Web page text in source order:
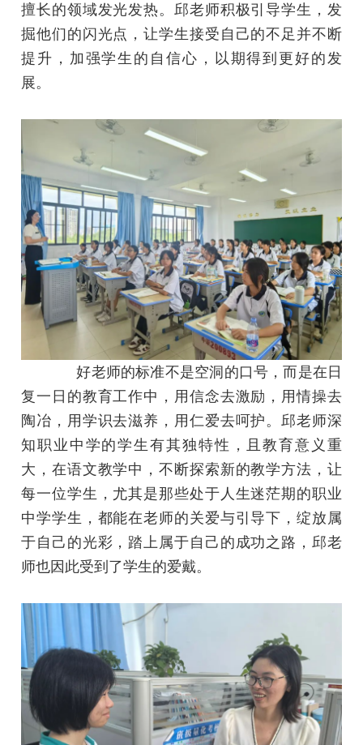
擅长的领域发光发热。邱老师积极引导学生，发
掘他们的闪光点，让学生接受自己的不足并不断
提升，加强学生的自信心，以期得到更好的发
展。
好老师的标准不是空洞的口号，而是在日
复一日的教育工作中，用信念去激励，用情操去
陶冶，用学识去滋养，用仁爱去呵护。邱老师深
知职业中学的学生有其独特性，且教育意义重
大，在语文教学中，不断探索新的教学方法，让
每一位学生，尤其是那些处于人生迷茫期的职业
中学学生，都能在老师的关爱与引导下，绽放属
于自己的光彩，踏上属于自己的成功之路，邱老
师也因此受到了学生的爱戴。